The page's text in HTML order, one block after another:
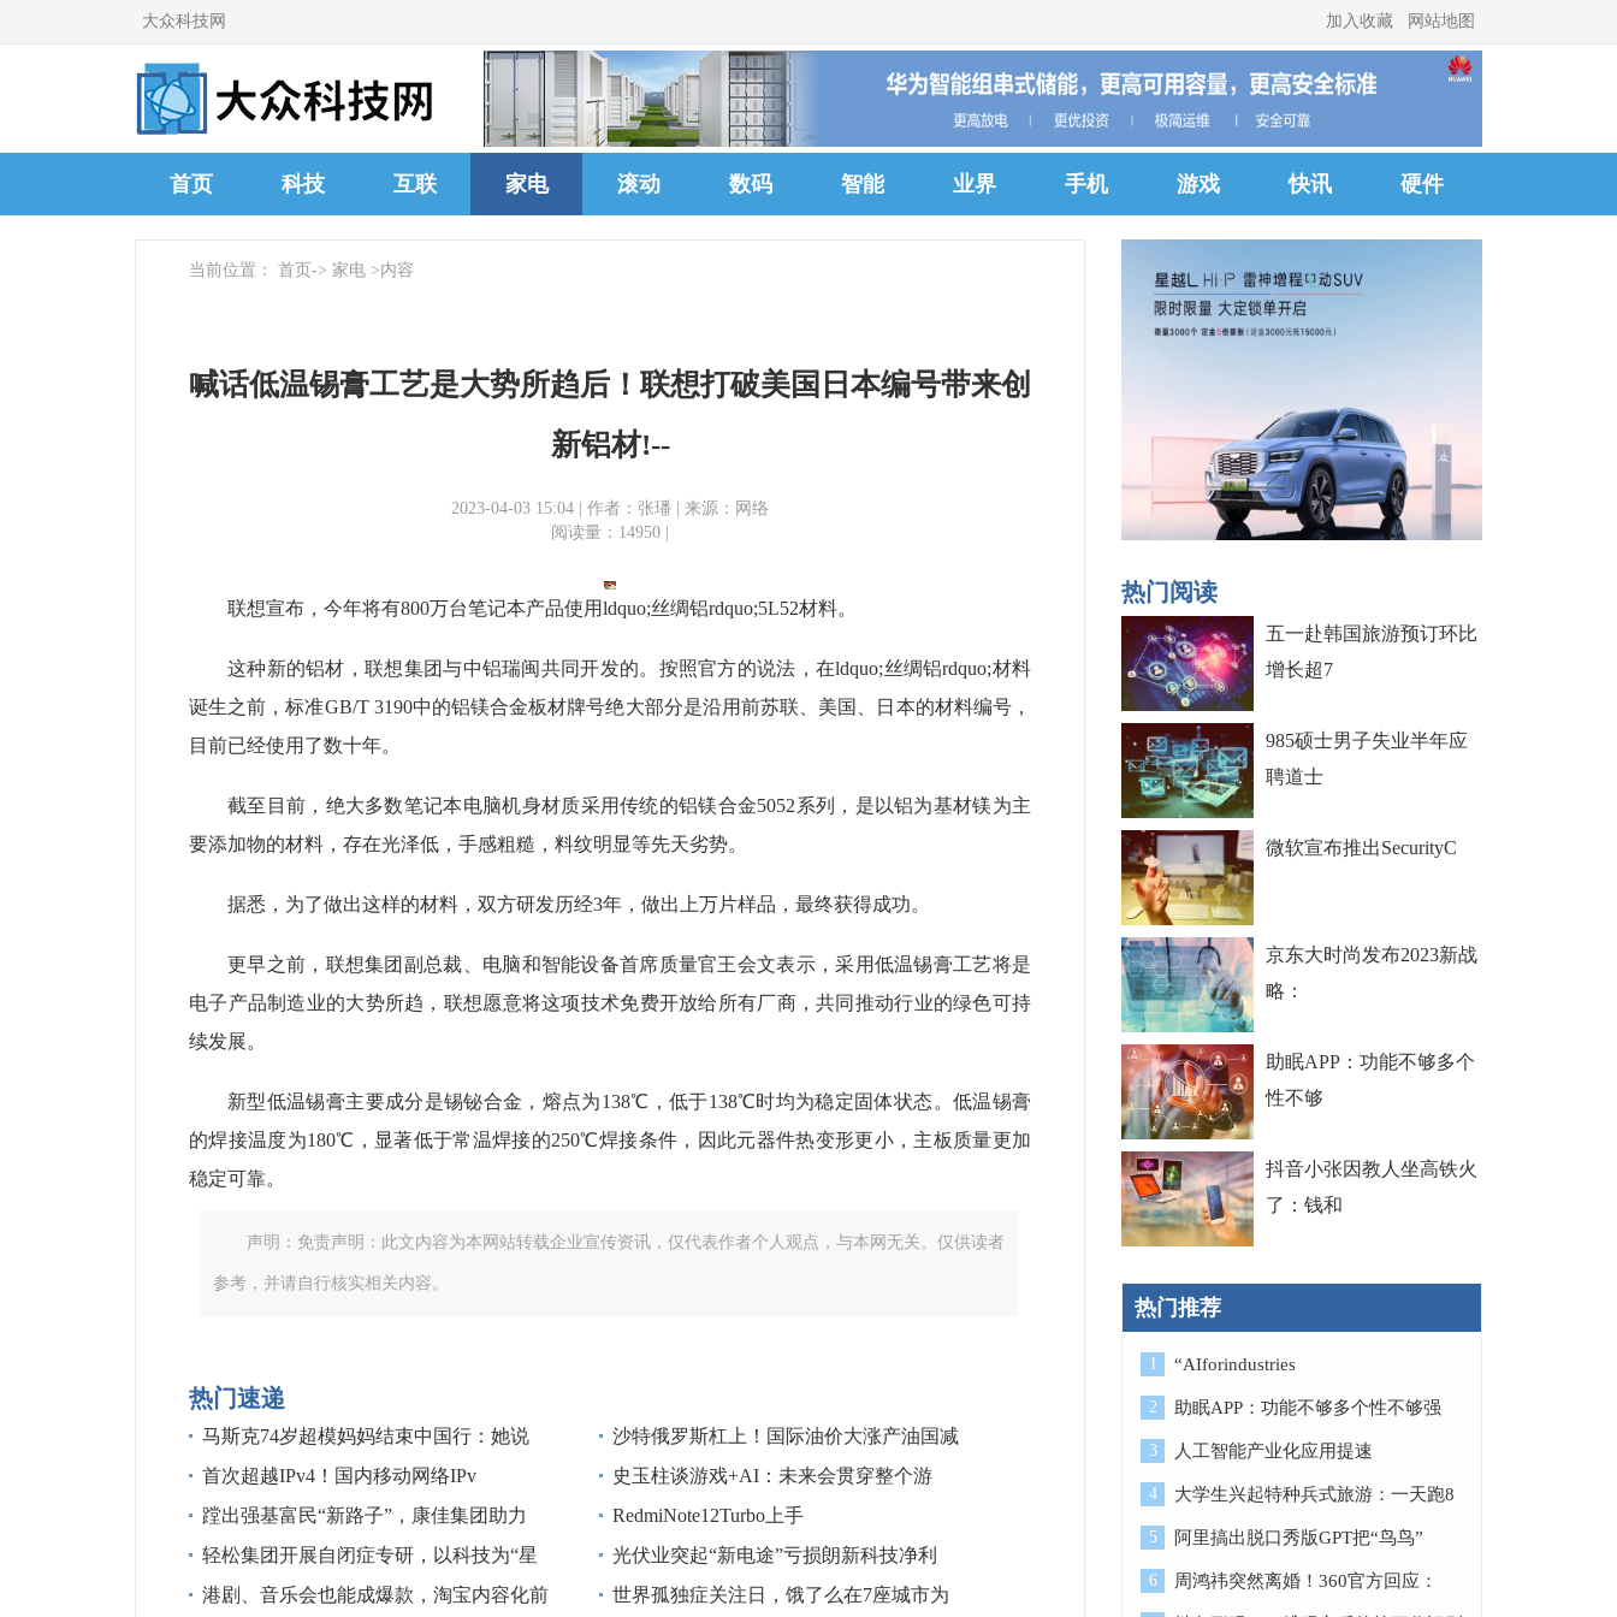
大众科技网 加入收藏 网站地图
首页 科技 互联 家电 滚动 数码 智能 业界 手机 游戏 快讯 硬件
当前位置： 首页 -> 家电 >内容
喊话低温锡膏工艺是大势所趋后！联想打破美国日本编号带来创
新铝材!--
2023-04-03 15:04 | 作者：张璠 | 来源：网络
阅读量：14950 |
联想宣布，今年将有800万台笔记本产品使用ldquo;丝绸铝rdquo;5L52材料。
这种新的铝材，联想集团与中铝瑞闽共同开发的。按照官方的说法，在ldquo;丝绸铝rdquo;材料
诞生之前，标准GB/T 3190中的铝镁合金板材牌号绝大部分是沿用前苏联、美国、日本的材料编号，
目前已经使用了数十年。
截至目前，绝大多数笔记本电脑机身材质采用传统的铝镁合金5052系列，是以铝为基材镁为主
要添加物的材料，存在光泽低，手感粗糙，料纹明显等先天劣势。
据悉，为了做出这样的材料，双方研发历经3年，做出上万片样品，最终获得成功。
更早之前，联想集团副总裁、电脑和智能设备首席质量官王会文表示，采用低温锡膏工艺将是
电子产品制造业的大势所趋，联想愿意将这项技术免费开放给所有厂商，共同推动行业的绿色可持
续发展。
新型低温锡膏主要成分是锡铋合金，熔点为138℃，低于138℃时均为稳定固体状态。低温锡膏
的焊接温度为180℃，显著低于常温焊接的250℃焊接条件，因此元器件热变形更小，主板质量更加
稳定可靠。
声明：免责声明：此文内容为本网站转载企业宣传资讯，仅代表作者个人观点，与本网无关。仅供读者
参考，并请自行核实相关内容。
热门速递
马斯克74岁超模妈妈结束中国行：她说
沙特俄罗斯杠上！国际油价大涨产油国减
首次超越IPv4！国内移动网络IPv
史玉柱谈游戏+AI：未来会贯穿整个游
蹚出强基富民“新路子”，康佳集团助力
RedmiNote12Turbo上手
轻松集团开展自闭症专研，以科技为“星
光伏业突起“新电途”亏损朗新科技净利
港剧、音乐会也能成爆款，淘宝内容化前
世界孤独症关注日，饿了么在7座城市为
热门阅读
五一赴韩国旅游预订环比
增长超7
985硕士男子失业半年应
聘道士
微软宣布推出SecurityC
京东大时尚发布2023新战
略：
助眠APP：功能不够多个
性不够
抖音小张因教人坐高铁火
了：钱和
热门推荐
1 “AIforindustries
2 助眠APP：功能不够多个性不够强
3 人工智能产业化应用提速
4 大学生兴起特种兵式旅游：一天跑8
5 阿里搞出脱口秀版GPT把“鸟鸟”
6 周鸿祎突然离婚！360官方回应：